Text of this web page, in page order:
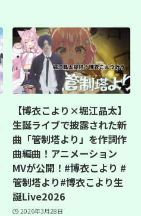
【博衣こより×堀江晶太】
生誕ライブで披露された新
曲「管制塔より」を作詞作
曲編曲！アニメーション
MVが公開！#博衣こより #
管制塔より#博衣こより生
誕Live2026
2026年3月28日